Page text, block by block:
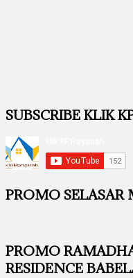
SUBSCRIBE KLIK
PROMO SELASAR
PROMO
RESIDENCE